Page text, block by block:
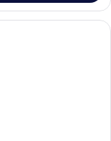
microonde, forno, piano